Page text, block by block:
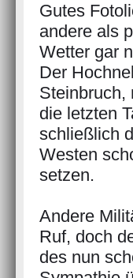
Gutes
andere als
Wetter gar
Der
Steinbruch,
die letzten
schließlich
Westen
setzen.
Andere
Ruf, doch
des nun